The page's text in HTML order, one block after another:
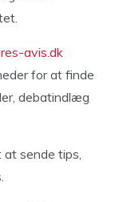
avis.dk
for at finde
debatindlæg
sende tips,